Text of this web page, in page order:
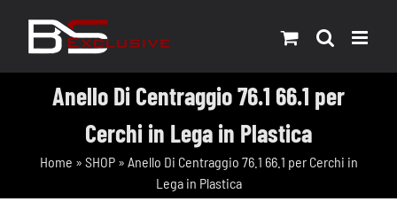
contenuto
Anello Di Centraggio 76.1 66.1 per
Cerchi in Lega in Plastica
Home » SHOP» Anello Di Centraggio 76.1 66.1 per Cerchi in
Lega in Plastica